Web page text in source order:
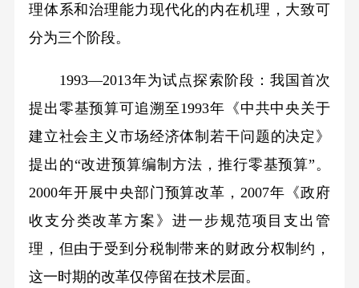
理体系和治理能力现代化的内在机理，大致可
分为三个阶段。
1993—2013年为试点探索阶段：我国首次
提出零基预算可追溯至1993年《中共中央关于
建立社会主义市场经济体制若干问题的决定》
提出的“改进预算编制方法，推行零基预算”。
2000年开展中央部门预算改革，2007年《政府
收支分类改革方案》进一步规范项目支出管
理，但由于受到分税制带来的财政分权制约，
这一时期的改革仅停留在技术层面。